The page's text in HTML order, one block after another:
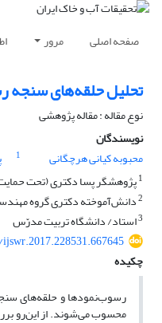
صفحه اصلی مرور
تحلیل حلقه‌های سنجه
نوع مقاله : مقاله پژوهشی
نویسندگان
محبوبه کیانی هرچگانی
1
1پژوهشگر پسا دکتری (تحت حمایت
2دانش‌آموخته دکتری گروه
3استاد/ دانشگاه تربیت مدرّس
چکیده
رسوب‌نمودها و حلقه‌های
محسوب می‌شوند. از این‌رو